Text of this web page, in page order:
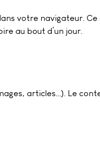
votre navigateur.
au bout d’un jour.
articles…). Le